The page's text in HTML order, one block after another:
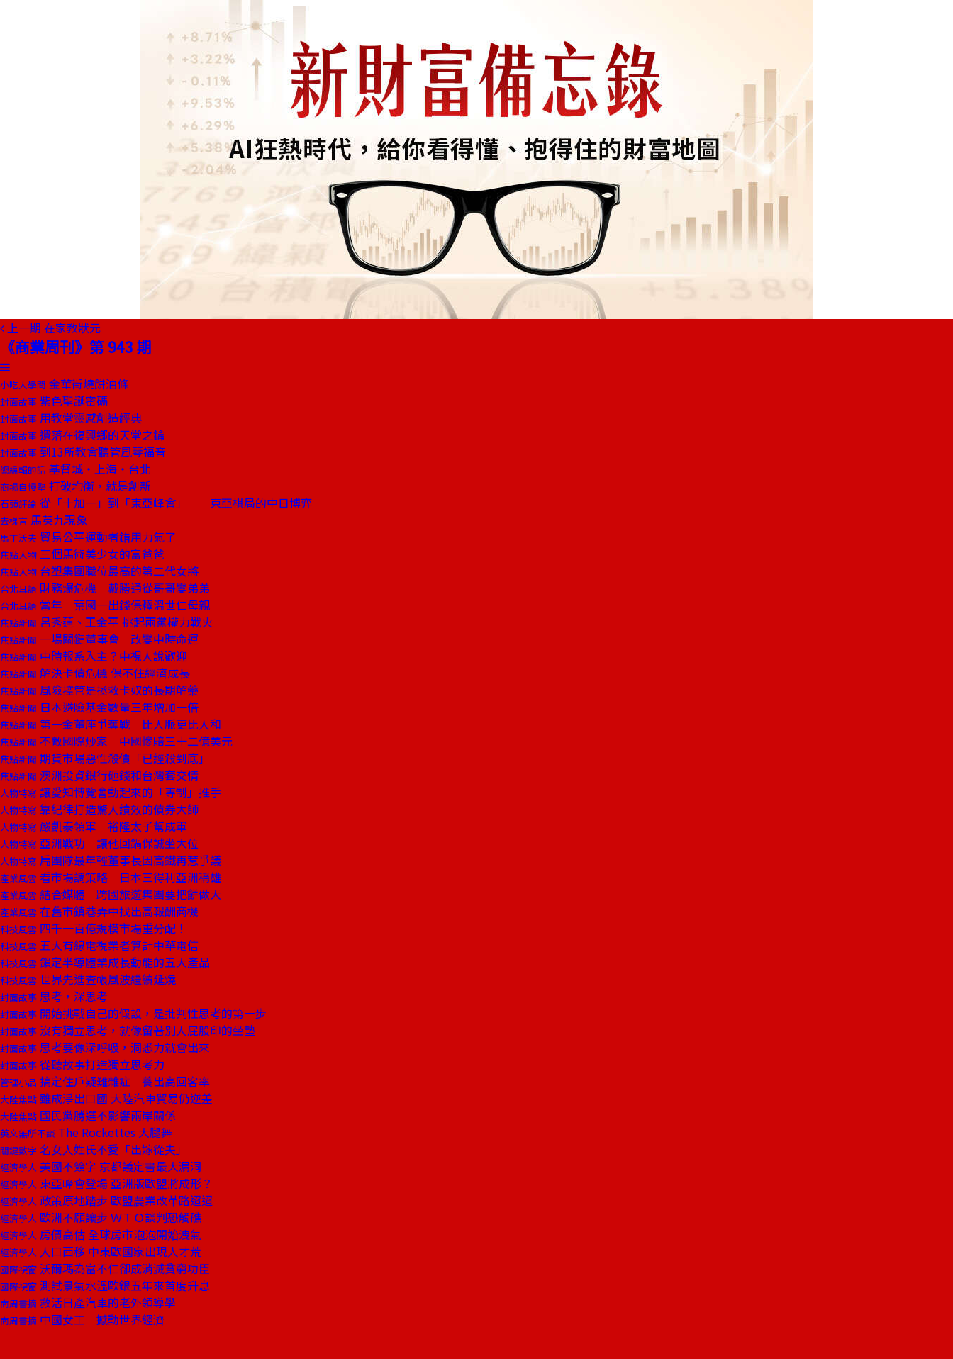
上一期 在家教狀元
《商業周刊》第 943 期
小吃大學問 金華街燒餅油條
封面故事 紫色聖誕密碼
封面故事 用教堂靈感創造經典
封面故事 遺落在復興鄉的天堂之鑰
封面故事 到13所教會聽管風琴福音
總編輯的話 基督城‧上海‧台北
商場自慢塾 打破均衡，就是創新
石頭評論 從「十加一」到「東亞峰會」──東亞棋局的中日博弈
去梯言 馬英九現象
馬丁沃夫 貿易公平運動者錯用力氣了
焦點人物 三個馬術美少女的富爸爸
焦點人物 台塑集團職位最高的第二代女將
台北耳語 財務爆危機 戴勝通從哥哥變弟弟
台北耳語 當年 葉國一出錢保釋溫世仁母親
焦點新聞 呂秀蓮、王金平 挑起兩黨權力戰火
焦點新聞 一場關鍵董事會 改變中時命運
焦點新聞 中時報系入主？中視人說歡迎
焦點新聞 解決卡債危機 保不住經濟成長
焦點新聞 風險控管是拯救卡奴的長期解藥
焦點新聞 日本避險基金數量三年增加一倍
焦點新聞 第一金董座爭奪戰 比人脈更比人和
焦點新聞 不敵國際炒家 中國慘賠三十二億美元
焦點新聞 期貨市場惡性殺價「已經殺到底」
焦點新聞 澳洲投資銀行砸錢和台灣套交情
人物特寫 讓愛知博覽會動起來的「專制」推手
人物特寫 靠紀律打造驚人績效的債券大師
人物特寫 嚴凱泰領軍 裕隆太子幫成軍
人物特寫 亞洲戰功 讓他回鍋保誠坐大位
人物特寫 扁團隊最年輕董事長因高鐵再惹爭議
產業風雲 看市場調策略 日本三得利亞洲稱雄
產業風雲 結合媒體 跨國旅遊集團要把餅做大
產業風雲 在舊市鎮巷弄中找出高報酬商機
科技風雲 四千一百億規模市場重分配！
科技風雲 五大有線電視業者算計中華電信
科技風雲 鎖定半導體業成長動能的五大產品
科技風雲 世界先進查帳風波繼續延燒
封面故事 思考，深思考
封面故事 開始挑戰自己的假設，是批判性思考的第一步
封面故事 沒有獨立思考，就像留著別人屁股印的坐墊
封面故事 思考要像深呼吸，洞悉力就會出來
封面故事 從聽故事打造獨立思考力
管理小品 搞定住戶疑難雜症 養出高回客率
大陸焦點 雖成淨出口國 大陸汽車貿易仍逆差
大陸焦點 國民黨勝選不影響兩岸關係
英文無所不談 The Rockettes 大腿舞
關鍵數字 名女人姓氏不愛「出嫁從夫」
經濟學人 美國不簽字 京都議定書最大漏洞
經濟學人 東亞峰會登場 亞洲版歐盟將成形？
經濟學人 政策原地踏步 歐盟農業改革路迢迢
經濟學人 歐洲不願讓步 ＷＴＯ談判恐觸礁
經濟學人 房價高估 全球房市泡泡開始洩氣
經濟學人 人口西移 中東歐國家出現人才荒
國際視窗 沃爾瑪為富不仁卻成消滅貧窮功臣
國際視窗 測試景氣水溫歐銀五年來首度升息
商周書摘 救活日產汽車的老外領導學
商周書摘 中國女工 撼動世界經濟